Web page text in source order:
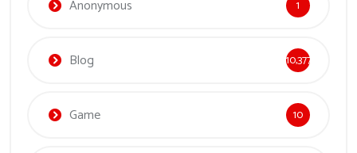
Anonymous 1
Blog 10,377
Game 10